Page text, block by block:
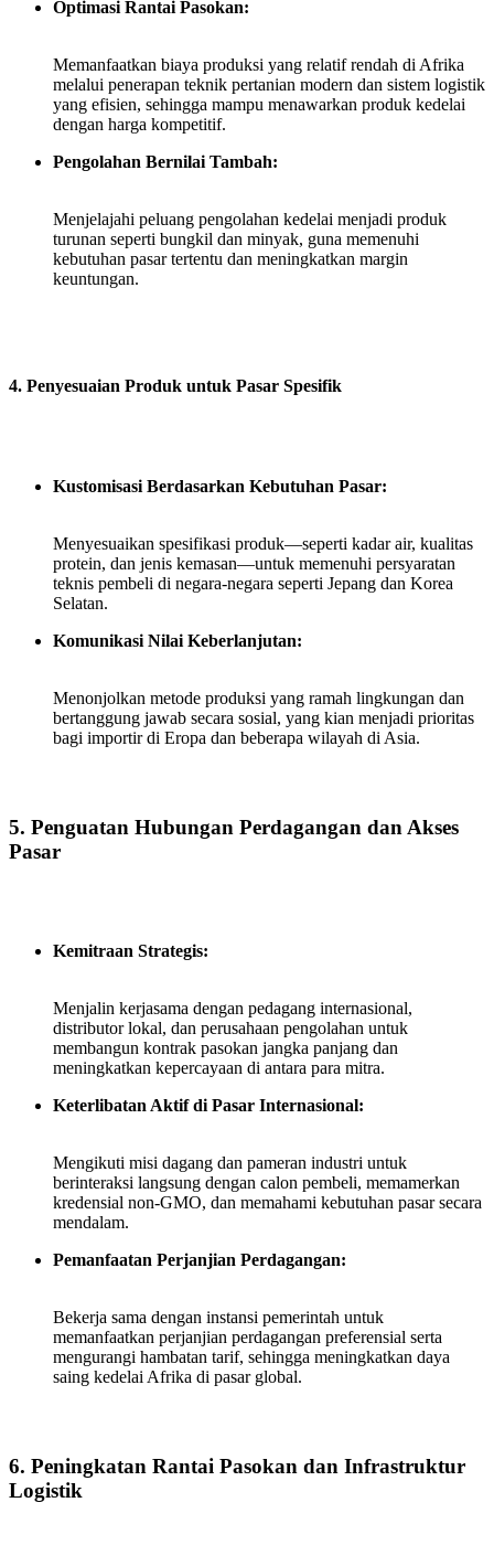
Optimasi Rantai Pasokan:
Memanfaatkan biaya produksi yang relatif rendah di Afrika
melalui penerapan teknik pertanian modern dan sistem logistik
yang efisien, sehingga mampu menawarkan produk kedelai
dengan harga kompetitif.
Pengolahan Bernilai Tambah:
Menjelajahi peluang pengolahan kedelai menjadi produk
turunan seperti bungkil dan minyak, guna memenuhi
kebutuhan pasar tertentu dan meningkatkan margin
keuntungan.
4. Penyesuaian Produk untuk Pasar Spesifik
Kustomisasi Berdasarkan Kebutuhan Pasar:
Menyesuaikan spesifikasi produk—seperti kadar air, kualitas
protein, dan jenis kemasan—untuk memenuhi persyaratan
teknis pembeli di negara-negara seperti Jepang dan Korea
Selatan.
Komunikasi Nilai Keberlanjutan:
Menonjolkan metode produksi yang ramah lingkungan dan
bertanggung jawab secara sosial, yang kian menjadi prioritas
bagi importir di Eropa dan beberapa wilayah di Asia.
5. Penguatan Hubungan Perdagangan dan Akses
Pasar
Kemitraan Strategis:
Menjalin kerjasama dengan pedagang internasional,
distributor lokal, dan perusahaan pengolahan untuk
membangun kontrak pasokan jangka panjang dan
meningkatkan kepercayaan di antara para mitra.
Keterlibatan Aktif di Pasar Internasional:
Mengikuti misi dagang dan pameran industri untuk
berinteraksi langsung dengan calon pembeli, memamerkan
kredensial non‑GMO, dan memahami kebutuhan pasar secara
mendalam.
Pemanfaatan Perjanjian Perdagangan:
Bekerja sama dengan instansi pemerintah untuk
memanfaatkan perjanjian perdagangan preferensial serta
mengurangi hambatan tarif, sehingga meningkatkan daya
saing kedelai Afrika di pasar global.
6. Peningkatan Rantai Pasokan dan Infrastruktur
Logistik